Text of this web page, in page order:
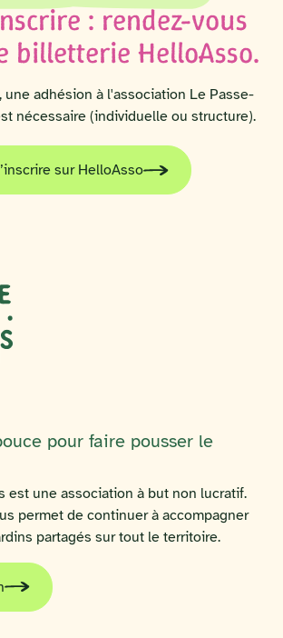
: rendez-vous
billetterie HelloAsso.
une adhésion à l'association Le Passe-
nécessaire (individuelle ou structure).
sur HelloAsso
pour faire pousser le
est une association à but non lucratif.
permet de continuer à accompagner
partagés sur tout le territoire.